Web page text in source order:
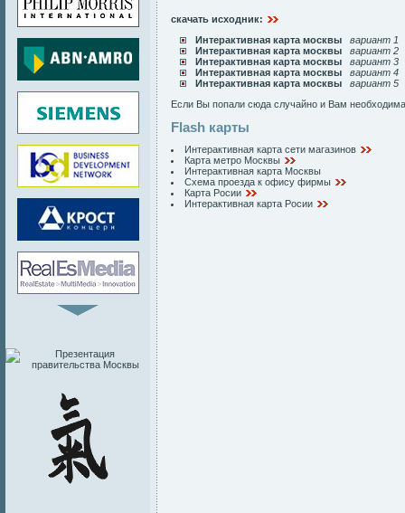
скачать исходник:
Интерактивная карта москвы
вариант 1
Интерактивная карта москвы
вариант 2
Интерактивная карта москвы
вариант 3
Интерактивная карта москвы
вариант 4
Интерактивная карта москвы
вариант 5
Если Вы попали сюда случайно и Вам
Flash карты
Интерактивная карта сети магазинов
Карта метро Москвы
Интерактивная карта Москвы
Схема проезда к офису фирмы
Карта Росии
Интерактивная карта Росии